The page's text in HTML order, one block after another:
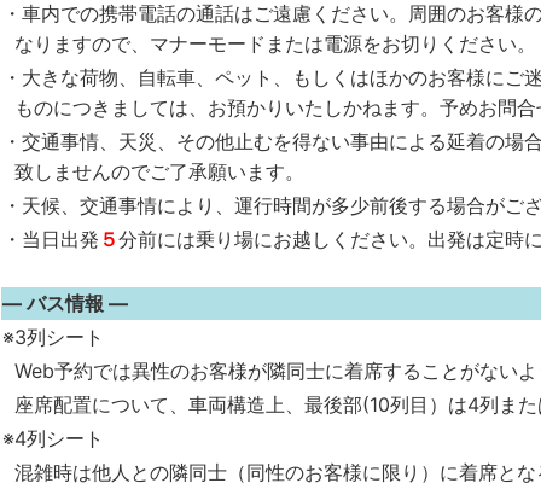
・車内での携帯電話の通話はご遠慮ください。周囲のお客様
なりますので、マナーモードまたは電源をお切りください。
・大きな荷物、自転車、ペット、もしくはほかのお客様にご
ものにつきましては、お預かりいたしかねます。予めお問
・交通事情、天災、その他止むを得ない事由による延着の場
致しませんのでご了承願います。
・天候、交通事情により、運行時間が多少前後する場合がご
・当日出発 ５分前には乗り場にお越しください。出発は定時
― バス情報 ―
※3列シート
Web予約では異性のお客様が隣同士に着席することがない
座席配置について、車両構造上、最後部(10列目）は4列ま
※4列シート
混雑時は他人との隣同士（同性のお客様に限り）に着席と